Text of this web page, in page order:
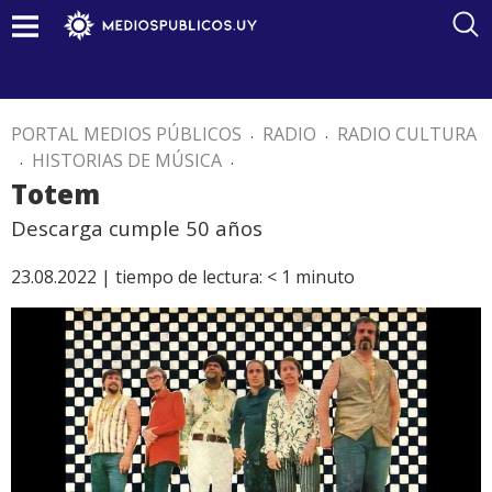
PORTAL MEDIOS PÚBLICOS . RADIO . RADIO CULTURA
. HISTORIAS DE MÚSICA .
Totem
Descarga cumple 50 años
23.08.2022 | tiempo de lectura: < 1 minuto